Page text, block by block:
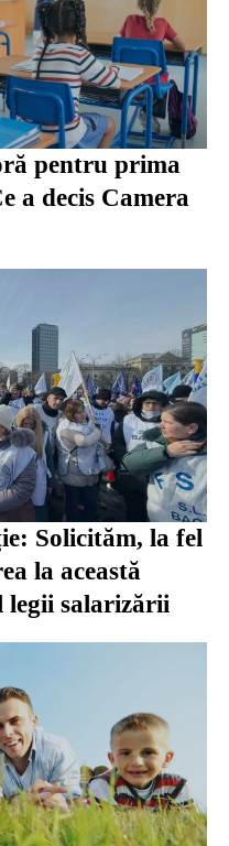
pentru prima
a decis Camera
Solicităm, la fel
la această
legii salarizării